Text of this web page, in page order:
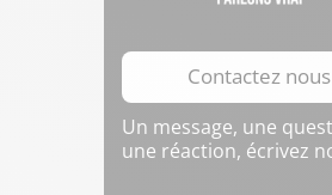
Contactez nous
Un message, une
une réaction, écrivez